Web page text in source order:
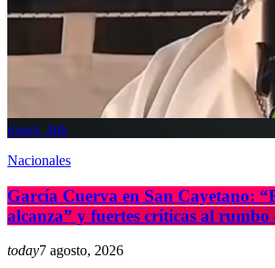
insert_link
Nacionales
García Cuerva en San Cayetano:
alcanza” y fuertes críticas al rumbo
today7 agosto, 2026